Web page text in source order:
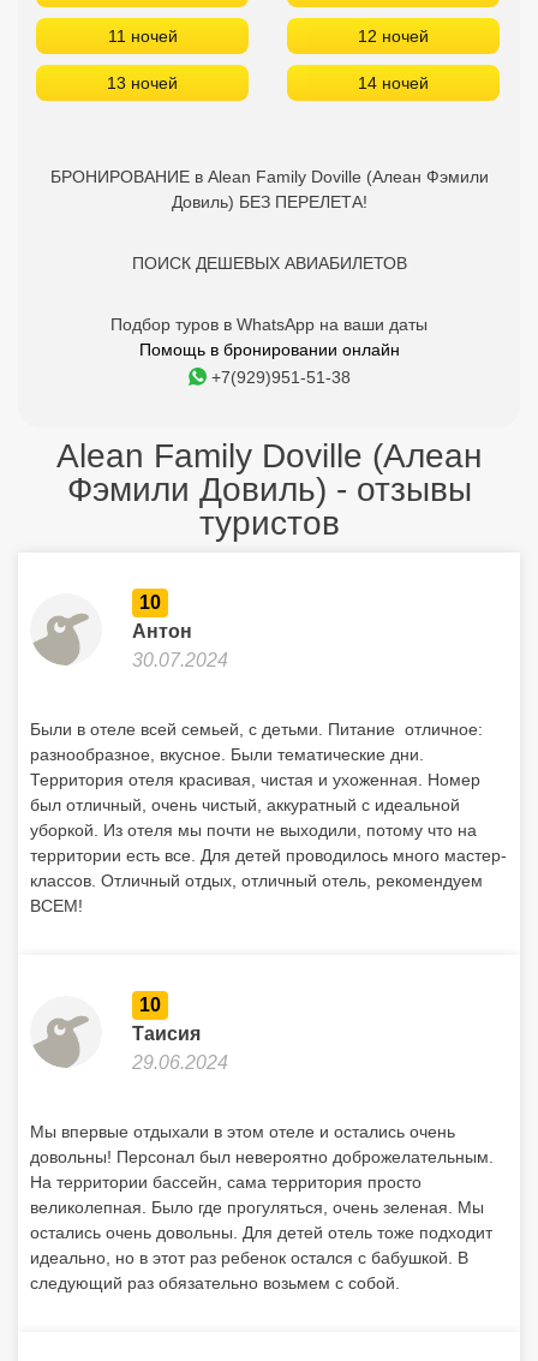
11 ночей 12 ночей
13 ночей 14 ночей
БРОНИРОВАНИЕ в Alean Family Doville (Алеан Фэмили
Довиль) БЕЗ ПЕРЕЛЕТА!
ПОИСК ДЕШЕВЫХ АВИАБИЛЕТОВ
Подбор туров в WhatsApp на ваши даты
Помощь в бронировании онлайн
+7(929)951-51-38
Alean Family Doville (Алеан
Фэмили Довиль) - отзывы
туристов
10
Антон
30.07.2024
Были в отеле всей семьей, с детьми. Питание отличное:
разнообразное, вкусное. Были тематические дни.
Территория отеля красивая, чистая и ухоженная. Номер
был отличный, очень чистый, аккуратный с идеальной
уборкой. Из отеля мы почти не выходили, потому что на
территории есть все. Для детей проводилось много мастер-
классов. Отличный отдых, отличный отель, рекомендуем
ВСЕМ!
10
Таисия
29.06.2024
Мы впервые отдыхали в этом отеле и остались очень
довольны! Персонал был невероятно доброжелательным.
На территории бассейн, сама территория просто
великолепная. Было где прогуляться, очень зеленая. Мы
остались очень довольны. Для детей отель тоже подходит
идеально, но в этот раз ребенок остался с бабушкой. В
следующий раз обязательно возьмем с собой.